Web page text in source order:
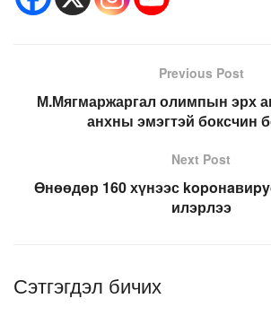
Previous Post
М.Мягмаржаргал олимпын эрх
анхны эмэгтэй боксчин
Next Post
Өнөөдөр 160 хүнээс
илэрлээ
Сэтгэгдэл бичих